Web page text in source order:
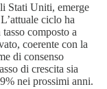
Stati Uniti, emerge
ciclo ha
composto a
coerente con la
di consenso
di crescita sia
nei prossimi anni.